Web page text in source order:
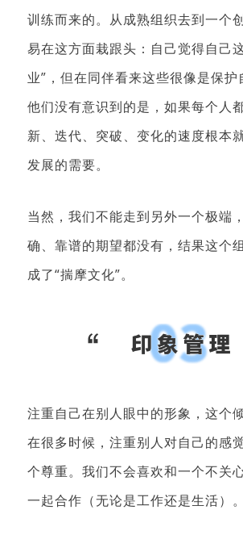
训练而来的。从成熟组织去到一个
易在这方面栽跟头：自己觉得自己
业”，但在同伴看来这些很像是保护
他们没有意识到的是，如果每个人
新、迭代、突破、变化的速度根本
发展的需要。
当然，我们不能走到另外一个极端
确、靠谱的期望都没有，结果这个
成了“揣摩文化”。
注重自己在别人眼中的形象，这个
在很多时候，注重别人对自己的感
个尊重。我们不会喜欢和一个不关
一起合作（无论是工作还是生活）。